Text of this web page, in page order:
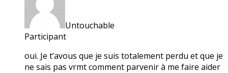
Untouchable
Participant
oui. Je t’avous que je suis totalement perdu et que je
ne sais pas vrmt comment parvenir à me faire aider